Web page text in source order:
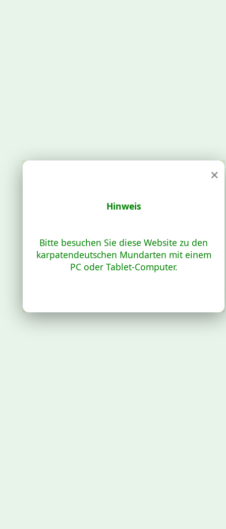
×
Hinweis
Bitte besuchen Sie diese Website zu den
karpatendeutschen Mundarten mit einem
PC oder Tablet-Computer.